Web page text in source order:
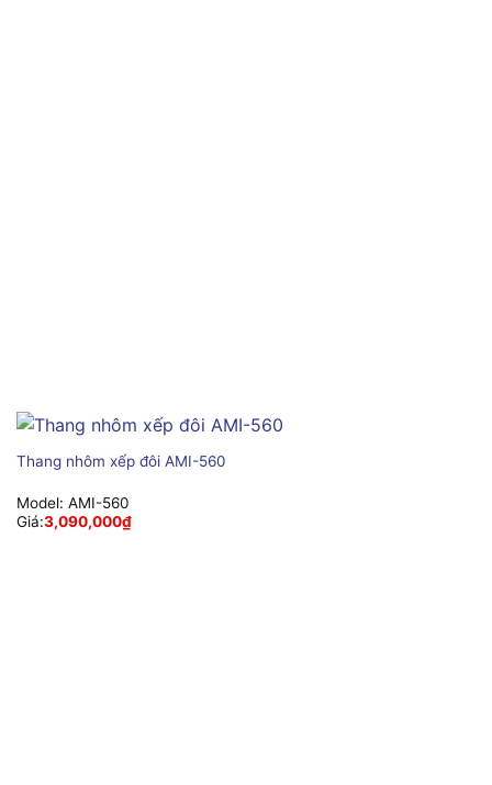
Thang nhôm xếp đôi AMI-560
Model: AMI-560
Giá:3,090,000₫